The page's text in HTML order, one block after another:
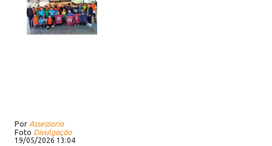
Por Assessoria
Foto Divulgação
19/05/2026 13:04